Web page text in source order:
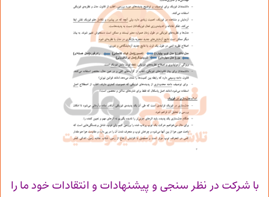
با شرکت در نظر سنجی و پیشنهادات و انتقادات خود ما را